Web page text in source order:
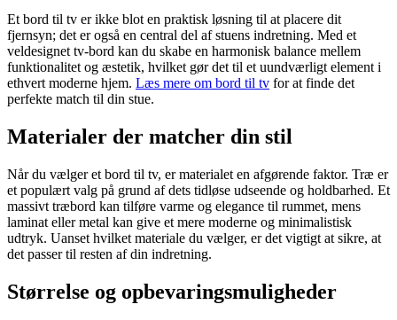
Et bord til tv er ikke blot en praktisk løsning til at placere dit
fjernsyn; det er også en central del af stuens indretning. Med et
veldesignet tv-bord kan du skabe en harmonisk balance mellem
funktionalitet og æstetik, hvilket gør det til et uundværligt element i
ethvert moderne hjem. Læs mere om bord til tv for at finde det
perfekte match til din stue.
Materialer der matcher din stil
Når du vælger et bord til tv, er materialet en afgørende faktor. Træ er
et populært valg på grund af dets tidløse udseende og holdbarhed. Et
massivt træbord kan tilføre varme og elegance til rummet, mens
laminat eller metal kan give et mere moderne og minimalistisk
udtryk. Uanset hvilket materiale du vælger, er det vigtigt at sikre, at
det passer til resten af din indretning.
Størrelse og opbevaringsmuligheder